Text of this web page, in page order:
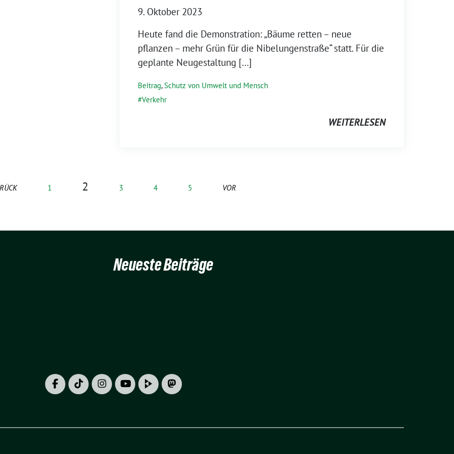
9. Oktober 2023
Heute fand die Demonstration: „Bäume retten – neue
pflanzen – mehr Grün für die Nibelungenstraße“ statt. Für die
geplante Neugestaltung […]
Beitrag,Schutz von Umwelt und Mensch
Verkehr
WEITERLESEN
1 2 3 4 5 VOR
Neueste Beiträge